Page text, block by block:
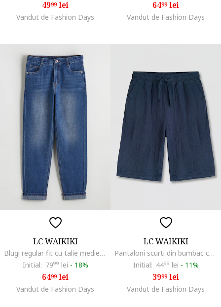
4999lei
Vandut de Fashion Days
6499lei
Vandut de Fashion Days
LC WAIKIKI
Blugi regular fit cu talie medie, Albastru
Initial: 7999 lei - 18%
6499lei
Vandut de Fashion Days
LC WAIKIKI
Pantaloni scurti din bumbac cu buzunare laterale, Bleumarin
Initial: 4499 lei - 11%
3999lei
Vandut de Fashion Days